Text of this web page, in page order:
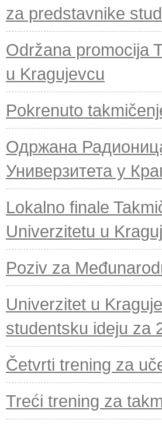
za predstavnike
Održana promocija
u Kragujevcu
Pokrenuto
Одржана
Универзитета у
Lokalno finale
Univerzitetu u
Poziv za
Univerzitet u
studentsku ideju za
Četvrti trening za
Treći trening za